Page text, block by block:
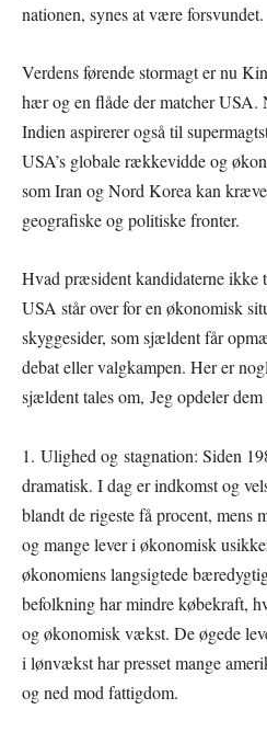
nationen, synes at være forsvundet.
Verdens førende stormagt er nu
hær og en flåde der matcher USA.
Indien aspirerer også til
USA’s globale rækkevidde og
som Iran og Nord Korea kan
geografiske og politiske fronter.
Hvad præsident kandidaterne ikke
USA står over for en økonomisk
skyggesider, som sjældent får
debat eller valgkampen. Her er
sjældent tales om, Jeg opdeler
1. Ulighed og stagnation: Siden
dramatisk. I dag er indkomst og
blandt de rigeste få procent, mens
og mange lever i økonomisk
økonomiens langsigtede
befolkning har mindre købekraft,
og økonomisk vækst. De øgede
i lønvækst har presset mange
og ned mod fattigdom.